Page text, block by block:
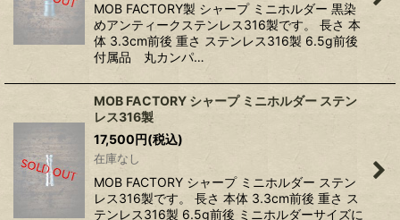
MOB FACTORY製 シャープ ミニホルダー 黒染
めアンティークステンレス316製です。 長さ 本
体 3.3cm前後 重さ ステンレス316製 6.5g前後
付属品 丸カンパ…
MOB FACTORY シャープ ミニホルダー ステン
レス316製
17,500円(税込)
在庫なし
MOB FACTORY シャープ ミニホルダー ステン
レス316製です。 長さ 本体 3.3cm前後 重さ ス
テンレス316製 6.5g前後 ミニホルダーサイズに